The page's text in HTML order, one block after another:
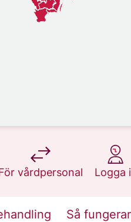
vårdpersonal
på 1177.se
Logga
på
Så